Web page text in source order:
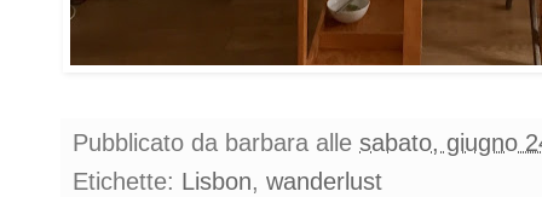
Pubblicato da barbara alle sabato, giugno
Etichette: Lisbon, wanderlust